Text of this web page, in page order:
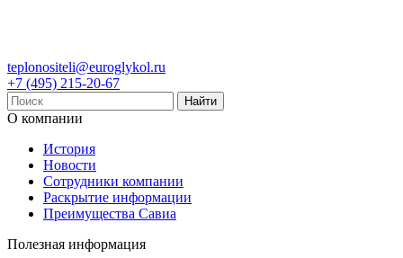
teplonositeli@euroglykol.ru
+7 (495) 215-20-67
О компании
История
Новости
Сотрудники компании
Раскрытие информации
Преимущества Савиа
Полезная информация